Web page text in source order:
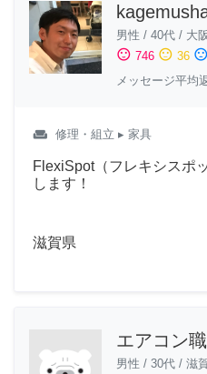
男性 / 40代 / 大
sentiment_satisfied 746 sentiment_neutral 36 sentiment_dissatisfied
メッセージ平均
weekend 修理・組立 ▸ 家具
FlexiSpot（フレキシスポ
します！
滋賀県
エアコン
男性 / 30代 / 滋